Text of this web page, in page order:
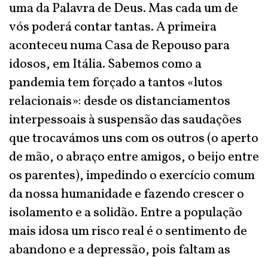
uma da Palavra de Deus. Mas cada um de
vós poderá contar tantas. A primeira
aconteceu numa Casa de Repouso para
idosos, em Itália. Sabemos como a
pandemia tem forçado a tantos «lutos
relacionais»: desde os distanciamentos
interpessoais à suspensão das saudações
que trocavámos uns com os outros (o aperto
de mão, o abraço entre amigos, o beijo entre
os parentes), impedindo o exercício comum
da nossa humanidade e fazendo crescer o
isolamento e a solidão. Entre a população
mais idosa um risco real é o sentimento de
abandono e a depressão, pois faltam as